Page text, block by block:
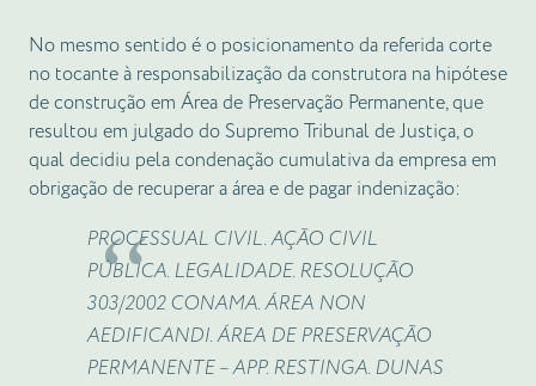
No mesmo sentido é o posicionamento da referida corte
no tocante à responsabilização da construtora na hipótese
de construção em Área de Preservação Permanente, que
resultou em julgado do Supremo Tribunal de Justiça, o
qual decidiu pela condenação cumulativa da empresa em
obrigação de recuperar a área e de pagar indenização:
PROCESSUAL CIVIL. AÇÃO CIVIL
PÚBLICA. LEGALIDADE. RESOLUÇÃO
303/2002 CONAMA. ÁREA NON
AEDIFICANDI. ÁREA DE PRESERVAÇÃO
PERMANENTE – APP. RESTINGA. DUNAS